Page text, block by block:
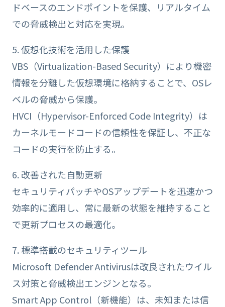
ドベースのエンドポイントを保護、リアルタイム
での脅威検出と対応を実現。
5. 仮想化技術を活用した保護
VBS（Virtualization-Based Security）により機密
情報を分離した仮想環境に格納することで、OSレ
ベルの脅威から保護。
HVCI（Hypervisor-Enforced Code Integrity）は
カーネルモードコードの信頼性を保証し、不正な
コードの実行を防止する。
6. 改善された自動更新
セキュリティパッチやOSアップデートを迅速かつ
効率的に適用し、常に最新の状態を維持すること
で更新プロセスの最適化。
7. 標準搭載のセキュリティツール
Microsoft Defender Antivirusは改良されたウイル
ス対策と脅威検出エンジンとなる。
Smart App Control（新機能）は、未知または信